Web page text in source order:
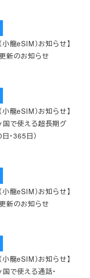
龍eSIM）お知らせ】
新のお知らせ
龍eSIM）お知らせ】
国で使える超長期グ
・365日）
龍eSIM）お知らせ】
新のお知らせ
龍eSIM）お知らせ】
国で使える通話・